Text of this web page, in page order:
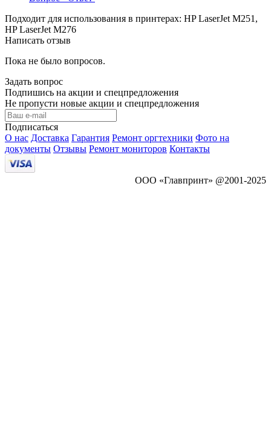
Подходит для использования в принтерах: HP LaserJet M251,
HP LaserJet M276
Написать отзыв
Пока не было вопросов.
Задать вопрос
Подпишись на акции и спецпредложения
Не пропусти новые акции и спецпредложения
Подписаться
О нас Доставка Гарантия Ремонт оргтехники Фото на
документы Отзывы Ремонт мониторов Контакты
ООО «Главпринт» @2001-2025